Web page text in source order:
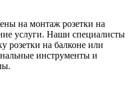
на монтаж розетки на
услуги. Наши специалисты
розетки на балконе или
инструменты и